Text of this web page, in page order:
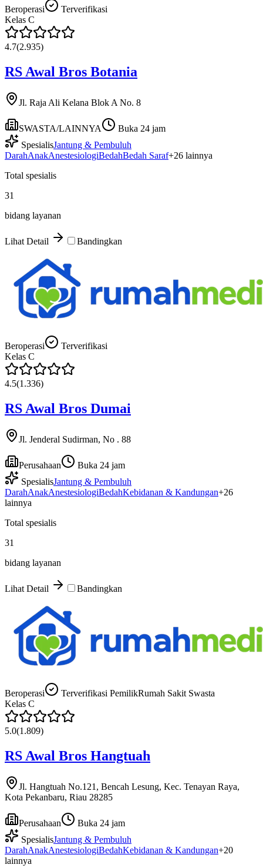
Beroperasi
Terverifikasi
Kelas C
4.7(2.935)
RS Awal Bros Botania
Jl. Raja Ali Kelana Blok A No. 8
SWASTA/LAINNYA
Buka 24 jam
SpesialisJantung & Pembuluh
DarahAnakAnestesiologiBedahBedah Saraf+26 lainnya
Total spesialis
31
bidang layanan
Lihat Detail Bandingkan
Beroperasi
Terverifikasi
Kelas C
4.5(1.336)
RS Awal Bros Dumai
Jl. Jenderal Sudirman, No . 88
Perusahaan
Buka 24 jam
SpesialisJantung & Pembuluh
DarahAnakAnestesiologiBedahKebidanan & Kandungan+26
lainnya
Total spesialis
31
bidang layanan
Lihat Detail Bandingkan
Beroperasi Terverifikasi PemilikRumah Sakit Swasta
Kelas C
5.0(1.809)
RS Awal Bros Hangtuah
Jl. Hangtuah No.121, Bencah Lesung, Kec. Tenayan Raya,
Kota Pekanbaru, Riau 28285
Perusahaan
Buka 24 jam
SpesialisJantung & Pembuluh
DarahAnakAnestesiologiBedahKebidanan & Kandungan+20
lainnya